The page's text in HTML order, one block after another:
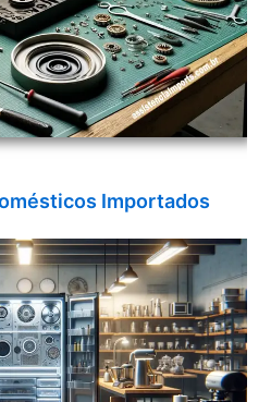
Importados